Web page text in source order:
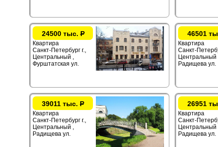
24500 тыс.Р
Квартира
Санкт-Петербург г.,
Центральный ,
Фурштатская ул.
46501
Квартира
Санкт-
Центральный
Радищева ул.
39011 тыс. Р
Квартира
Санкт-Петербург г.,
Центральный ,
Радищева ул.
26951
Квартира
Санкт-
Центральный
Радищева ул.